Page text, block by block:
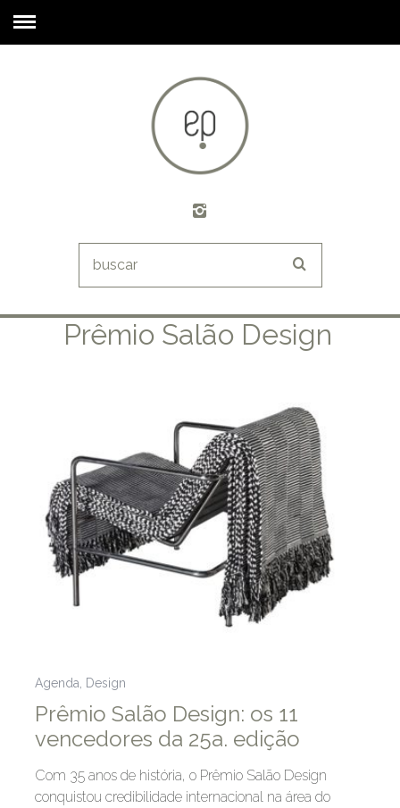
Prêmio Salão Design
Agenda Design
Prêmio Salão Design: os 11
vencedores da 25a. edição
Com 35 anos de história, o Prêmio Salão Design
conquistou credibilidade internacional na área do